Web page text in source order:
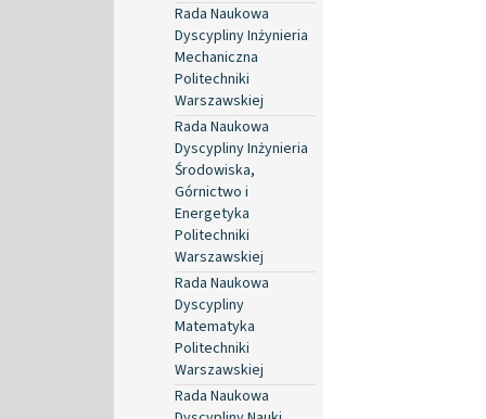
Rada Naukowa
Dyscypliny Inżynieria
Mechaniczna
Politechniki
Warszawskiej
Rada Naukowa
Dyscypliny Inżynieria
Środowiska,
Górnictwo i
Energetyka
Politechniki
Warszawskiej
Rada Naukowa
Dyscypliny
Matematyka
Politechniki
Warszawskiej
Rada Naukowa